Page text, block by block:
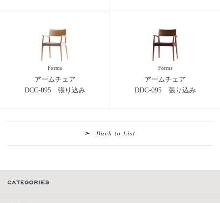
Forms
アームチェア
DCC-095 張り込み
Forms
アームチェア
DDC-095 張り込み
CATEGORIES